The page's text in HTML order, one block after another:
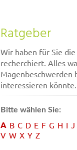
Ratgeber
Wir haben für Sie
recherchiert. Alles
Magenbeschwerden
interessieren könnte.
Bitte wählen Sie:
A B C D E F G H I J
V W X Y Z